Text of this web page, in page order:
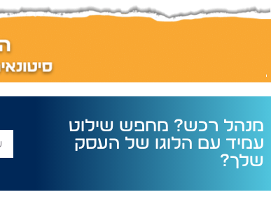
מנהל רכש? מחפש שילוט
עמיד עם הלוגו של העסק
שלך?